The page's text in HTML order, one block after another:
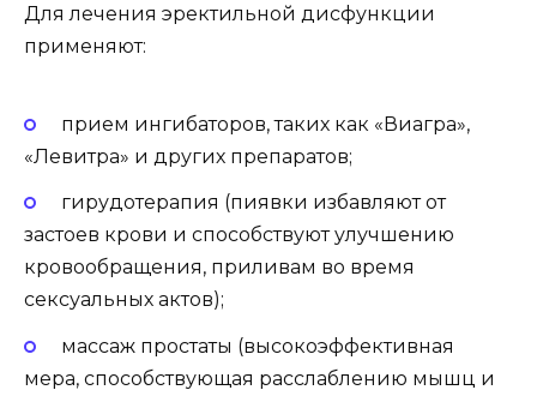
Для лечения эректильной дисфункции
применяют:
прием ингибаторов, таких как «Виагра»,
«Левитра» и других препаратов;
гирудотерапия (пиявки избавляют от
застоев крови и способствуют улучшению
кровообращения, приливам во время
сексуальных актов);
массаж простаты (высокоэффективная
мера, способствующая расслаблению мышц и